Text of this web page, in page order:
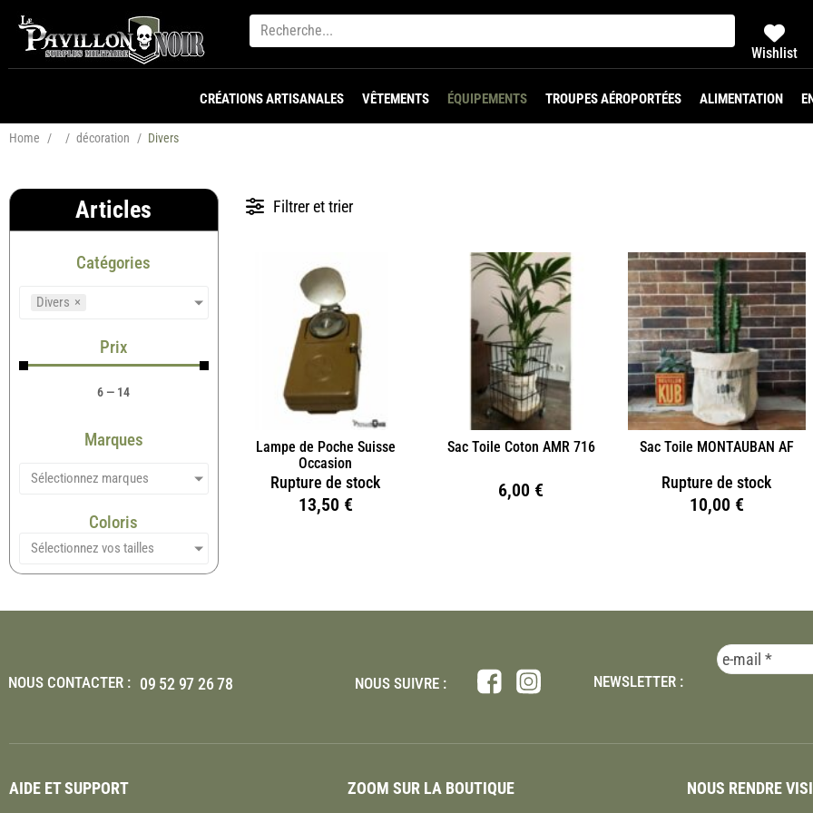
Wishlist
CRÉATIONS ARTISANALES VÊTEMENTS ÉQUIPEMENTS TROUPES AÉROPORTÉES ALIMENTATION
Home / / décoration / Divers
Articles
Catégories
Divers ×
Prix
6 — 14
Marques
Sélectionnez marques
Coloris
Sélectionnez vos tailles
Filtrer et trier
Lampe de Poche Suisse
Occasion
Rupture de stock
13,50 €
Sac Toile Coton AMR 716
6,00 €
Sac Toile MONTAUBAN AF
Rupture de stock
10,00 €
NOUS CONTACTER : 09 52 97 26 78 NOUS SUIVRE : NEWSLETTER :
AIDE ET SUPPORT ZOOM SUR LA BOUTIQUE NOUS RENDRE